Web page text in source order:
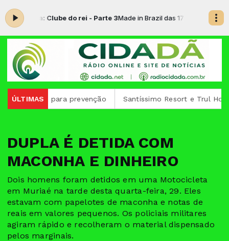
agora: Clube do rei - Parte 3Made in Brazil das 17:00 às 18:20 -
ÚLTIMAS
alerta para prevenção Santíssimo Resort e Trul Hotéis
DUPLA É DETIDA COM
MACONHA E DINHEIRO
Dois homens foram detidos em uma Motocicleta
em Muriaé na tarde desta quarta-feira, 29. Eles
estavam com papelotes de maconha e notas de
reais em valores pequenos. Os policiais militares
agiram rápido e recolheram o material dispensado
pelos marginais.